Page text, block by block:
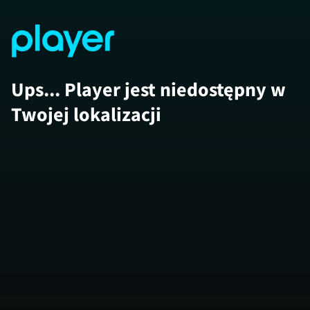
Ups... Player jest niedostępny w
Twojej lokalizacji